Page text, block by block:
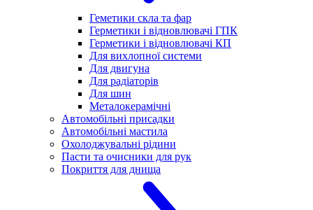
Геметики скла та фар
Герметики і відновлювачі ГПК
Герметики і відновлювачі КП
Для вихлопної системи
Для двигуна
Для радіаторів
Для шин
Металокерамічні
Автомобільні присадки
Автомобільні мастила
Охолоджувальні рідини
Пасти та очисники для рук
Покриття для днища